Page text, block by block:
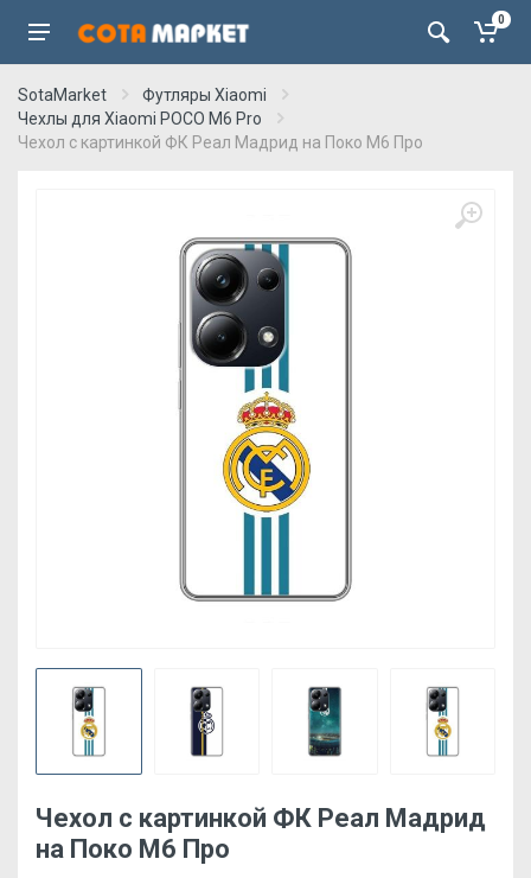
0
SotaMarket
Футляры Xiaomi
Чехлы для Xiaomi POCO M6 Pro
Чехол с картинкой ФК Реал Мадрид на Поко М6 Про
Чехол с картинкой ФК Реал Мадрид
на Поко М6 Про